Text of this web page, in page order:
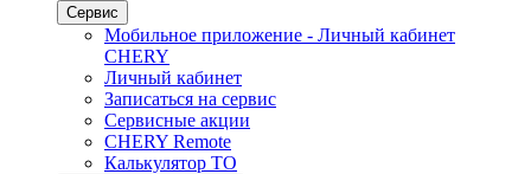
Сервис
Мобильное приложение - Личный кабинет
CHERY
Личный кабинет
Записаться на сервис
Сервисные акции
CHERY Remote
Калькулятор ТО